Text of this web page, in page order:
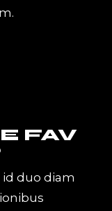
FAV
duo diam